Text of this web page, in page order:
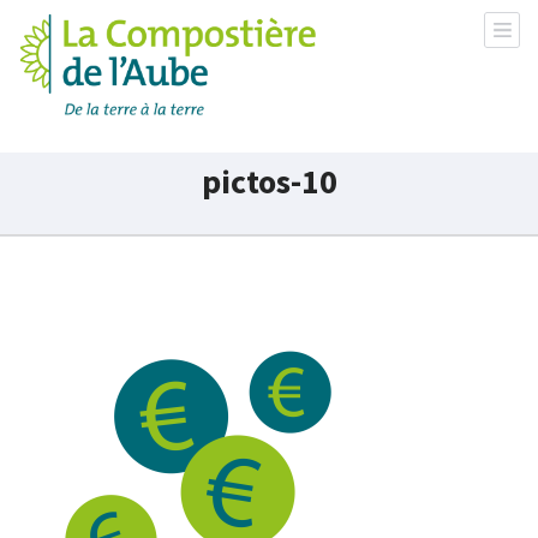
pictos-10